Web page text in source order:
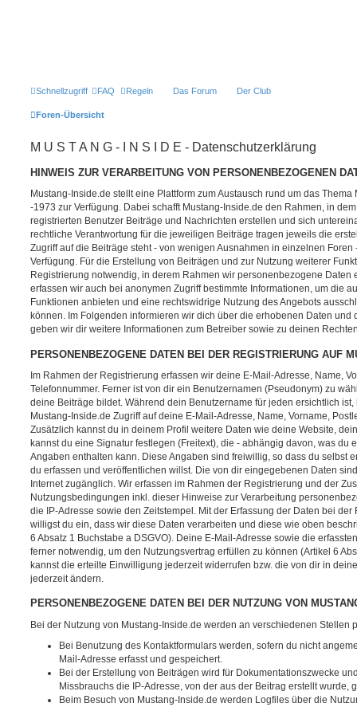
Schnellzugriff FAQ Regeln Das Forum Der Club
Foren-Übersicht
M U S T A N G - I N S I D E - Datenschutzerklärung
HINWEIS ZUR VERARBEITUNG VON PERSONENBEZOGENEN
Mustang-Inside.de stellt eine Plattform zum Austausch rund um das
-1973 zur Verfügung. Dabei schafft Mustang-Inside.de den Rahmen, in
registrierten Benutzer Beiträge und Nachrichten erstellen und sich
rechtliche Verantwortung für die jeweiligen Beiträge tragen jeweils die
Zugriff auf die Beiträge steht - von wenigen Ausnahmen in einzelnen
Verfügung. Für die Erstellung von Beiträgen und zur Nutzung weiterer
Registrierung notwendig, in derem Rahmen wir personenbezogene Daten
erfassen wir auch bei anonymen Zugriff bestimmte Informationen, um die
Funktionen anbieten und eine rechtswidrige Nutzung des Angebots
können. Im Folgenden informieren wir dich über die erhobenen Daten und
geben wir dir weitere Informationen zum Betreiber sowie zu deinen
PERSONENBEZOGENE DATEN BEI DER REGISTRIERUNG AUF
Im Rahmen der Registrierung erfassen wir deine E-Mail-Adresse, Name,
Telefonnummer. Ferner ist von dir ein Benutzernamen (Pseudonym) zu
deine Beiträge bildet. Während dein Benutzername für jeden ersichtlich
Mustang-Inside.de Zugriff auf deine E-Mail-Adresse, Name, Vorname,
Zusätzlich kannst du in deinem Profil weitere Daten wie deine Website,
kannst du eine Signatur festlegen (Freitext), die - abhängig davon, was du
Angaben enthalten kann. Diese Angaben sind freiwillig, so dass du selbst
du erfassen und veröffentlichen willst. Die von dir eingegebenen Daten
Internet zugänglich. Wir erfassen im Rahmen der Registrierung und der
Nutzungsbedingungen inkl. dieser Hinweise zur Verarbeitung
die IP-Adresse sowie den Zeitstempel. Mit der Erfassung der Daten bei
willigst du ein, dass wir diese Daten verarbeiten und diese wie oben
6 Absatz 1 Buchstabe a DSGVO). Deine E-Mail-Adresse sowie die
ferner notwendig, um den Nutzungsvertrag erfüllen zu können (Artikel 6
kannst die erteilte Einwilligung jederzeit widerrufen bzw. die von dir in
jederzeit ändern.
PERSONENBEZOGENE DATEN BEI DER NUTZUNG VON
Bei der Nutzung von Mustang-Inside.de werden an verschiedenen Stellen
Bei Benutzung des Kontaktformulars werden, sofern du nicht
Mail-Adresse erfasst und gespeichert.
Bei der Erstellung von Beiträgen wird für Dokumentationszwecke
Missbrauchs die IP-Adresse, von der aus der Beitrag erstellt wurde,
Beim Besuch von Mustang-Inside.de werden Logfiles über die